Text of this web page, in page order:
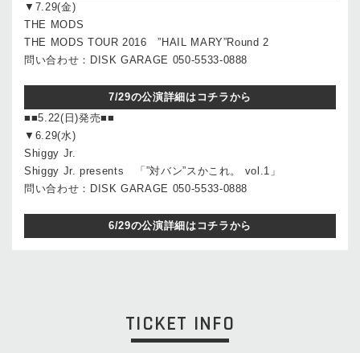
▼7.29(金)
THE MODS
THE MODS TOUR 2016 ”HAIL MARY”Round 2
問い合わせ：DISK GARAGE 050-5533-0888
7/29の公演詳細はコチラから
■■5.22(日)発売■■
▼6.29(水)
Shiggy Jr.
Shiggy Jr. presents 「”対バン”スかこれ。 vol.1」
問い合わせ：DISK GARAGE 050-5533-0888
6/29の公演詳細はコチラから
TICKET INFO